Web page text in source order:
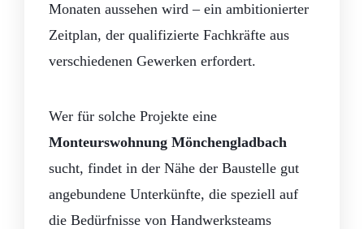
Monaten aussehen wird – ein ambitionierter
Zeitplan, der qualifizierte Fachkräfte aus
verschiedenen Gewerken erfordert.
Wer für solche Projekte eine
Monteurswohnung Mönchengladbach
sucht, findet in der Nähe der Baustelle gut
angebundene Unterkünfte, die speziell auf
die Bedürfnisse von Handwerksteams